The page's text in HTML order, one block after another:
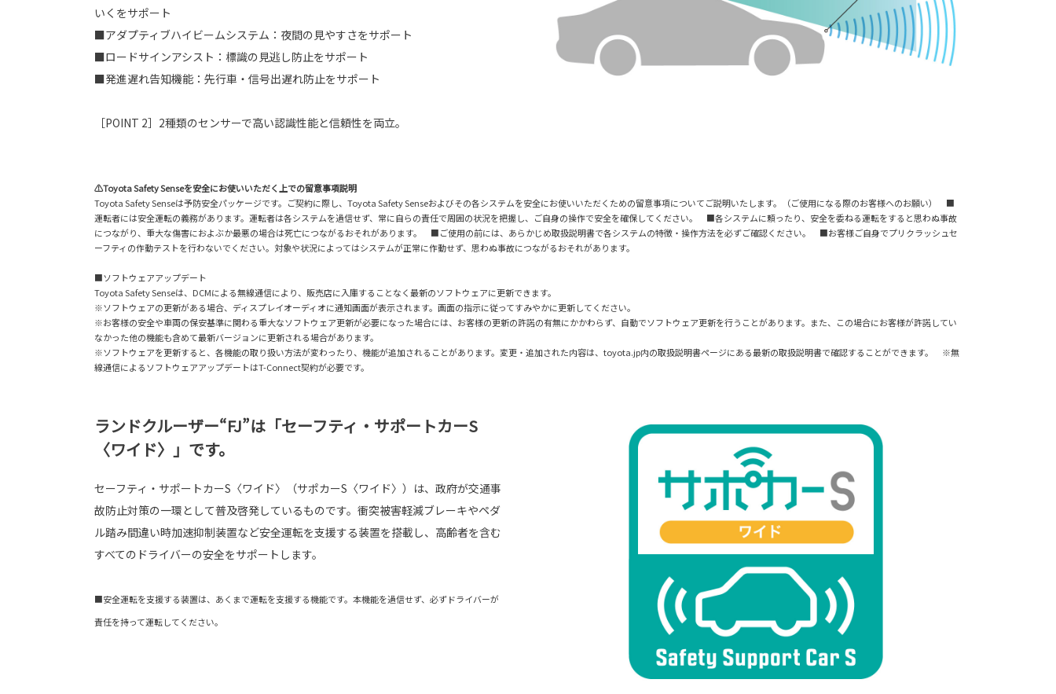
いくをサポート
■アダプティブハイビームシステム：夜間の見やすさをサポート
■ロードサインアシスト：標識の見逃し防止をサポート
■発進遅れ告知機能：先行車・信号出遅れ防止をサポート
［POINT 2］2種類のセンサーで高い認識性能と信頼性を両立。
⚠Toyota Safety Senseを安全にお使いいただく上での留意事項説明
Toyota Safety Senseは予防安全パッケージです。ご契約に際し、Toyota Safety Senseおよびその各システムを安全にお使いいただくための留意事項についてご説明いたします。（ご使用になる際のお客様へのお願い） ■
運転者には安全運転の義務があります。運転者は各システムを過信せず、常に自らの責任で周囲の状況を把握し、ご自身の操作で安全を確保してください。 ■各システムに頼ったり、安全を委ねる運転をすると思わぬ事故
につながり、重大な傷害におよぶか最悪の場合は死亡につながるおそれがあります。 ■ご使用の前には、あらかじめ取扱説明書で各システムの特徴・操作方法を必ずご確認ください。 ■お客様ご自身でプリクラッシュセ
ーフティの作動テストを行わないでください。対象や状況によってはシステムが正常に作動せず、思わぬ事故につながるおそれがあります。
■ソフトウェアアップデート
Toyota Safety Senseは、DCMによる無線通信により、販売店に入庫することなく最新のソフトウェアに更新できます。
※ソフトウェアの更新がある場合、ディスプレイオーディオに通知画面が表示されます。画面の指示に従ってすみやかに更新してください。
※お客様の安全や車両の保安基準に関わる重大なソフトウェア更新が必要になった場合には、お客様の更新の許諾の有無にかかわらず、自動でソフトウェア更新を行うことがあります。また、この場合にお客様が許諾してい
なかった他の機能も含めて最新バージョンに更新される場合があります。
※ソフトウェアを更新すると、各機能の取り扱い方法が変わったり、機能が追加されることがあります。変更・追加された内容は、toyota.jp内の取扱説明書ページにある最新の取扱説明書で確認することができます。 ※無
線通信によるソフトウェアアップデートはT-Connect契約が必要です。
ランドクルーザー“FJ”は「セーフティ・サポートカーS
〈ワイド〉」です。
セーフティ・サポートカーS〈ワイド〉（サポカーS〈ワイド〉）は、政府が交通事
故防止対策の一環として普及啓発しているものです。衝突被害軽減ブレーキやペダ
ル踏み間違い時加速抑制装置など安全運転を支援する装置を搭載し、高齢者を含む
すべてのドライバーの安全をサポートします。
■安全運転を支援する装置は、あくまで運転を支援する機能です。本機能を過信せず、必ずドライバーが
責任を持って運転してください。